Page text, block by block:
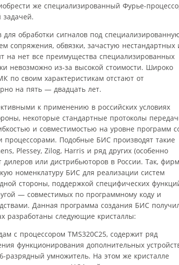
же специализированный Фурье-
задачей.
обработки сигналов под
сопряжения, обвязки, зачастую нестандартных
на нет все преимущества специализированных
невозможно из-за высокой стоимости. Широко
по своим характеристикам отстают от
на пять — двадцать лет.
к применению в российских условиях
некоторые стандартные протоколы
и совместимостью на уровне программ
Подобные БИС производят такие
Plessey, Zilog, Harris и ряд других (особенно
или дистрибьюторов в России. Так,
номенклатуру БИС для реализации систем
стороны, поддержкой специфических
— совместимых по программному коду и
Данная программа создания БИС
разработаны следующие кристаллы:
с процессором TMS320C25, содержит ряд
функционирования дополнительных
разрядный умножитель. На этом же кристалле